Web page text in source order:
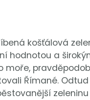
košťálová
hodnotou a
moře,
Římané.